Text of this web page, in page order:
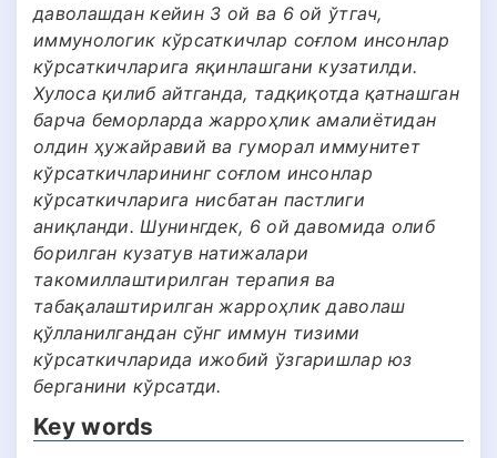
даволашдан кейин 3 ой ва 6 ой ўтгач,
иммунологик кўрсаткичлар соғлом инсонлар
кўрсаткичларига яқинлашгани кузатилди.
Хулоса қилиб айтганда, тадқиқотда қатнашган
барча беморларда жарроҳлик амалиётидан
олдин ҳужайравий ва гуморал иммунитет
кўрсаткичларининг соғлом инсонлар
кўрсаткичларига нисбатан пастлиги
аниқланди. Шунингдек, 6 ой давомида олиб
борилган кузатув натижалари
такомиллаштирилган терапия ва
табақалаштирилган жарроҳлик даволаш
қўлланилгандан сўнг иммун тизими
кўрсаткичларида ижобий ўзгаришлар юз
берганини кўрсатди.
Key words